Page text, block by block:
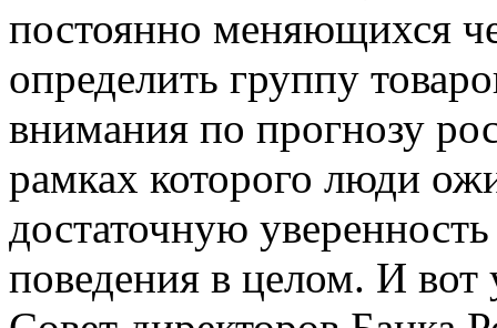
постоянно меняющихся
определить группу
внимания по прогнозу
рамках которого люди
достаточную
поведения в целом. И